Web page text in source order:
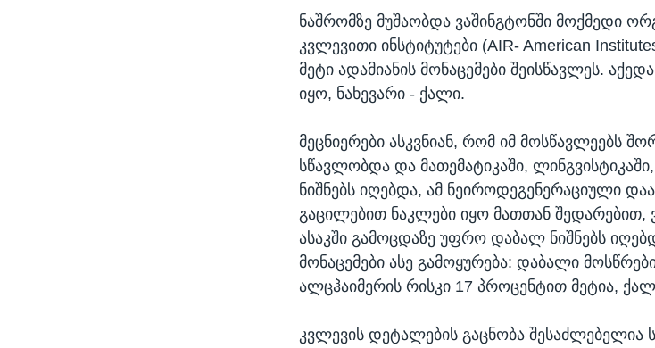
ნაშრომზე მუშაობდა ვაშინგტონში მოქმედი
კვლევითი ინსტიტუტები (AIR- American
მეტი ადამიანის მონაცემები შეისწავლეს.
იყო, ნახევარი - ქალი.
მეცნიერები ასკვნიან, რომ იმ მოსწავლეებს
სწავლობდა და მათემატიკაში,
ნიშნებს იღებდა, ამ ნეიროდეგენერაციული
გაცილებით ნაკლები იყო მათთან შედარებით,
ასაკში გამოცდაზე უფრო დაბალ ნიშნებს
მონაცემები ასე გამოყურება: დაბალი
ალცჰაიმერის რისკი 17 პროცენტით მეტია,
კვლევის დეტალების გაცნობა შესაძლებელია